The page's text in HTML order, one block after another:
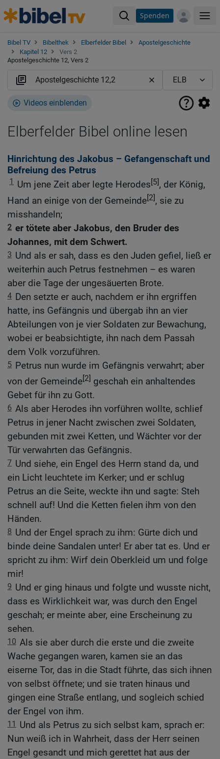
Spenden
Bibel TV Bibelthek Elberfelder Bibel
Apostelgeschichte
Kapitel 12
Vers 2
Apostelgeschichte 12, Vers 2
Videos einblenden
Elberfelder Bibel online lesen
Hinrichtung des Jakobus – Gefangenschaft und
Befreiung des Petrus
1 Um jene Zeit aber legte Herodes[5], der König,
Hand an einige von der Gemeinde[2], sie zu
misshandeln;
2 er tötete aber Jakobus, den Bruder des
Johannes, mit dem Schwert.
3 Und als er sah, dass es den Juden gefiel, ließ er
weiterhin auch Petrus festnehmen – es waren
aber die Tage der ungesäuerten Brote.
4 Den setzte er auch, nachdem er ihn ergriffen
hatte, ins Gefängnis und übergab ihn an vier
Abteilungen von je vier Soldaten zur Bewachung,
wobei er beabsichtigte, ihn nach dem Passah
dem Volk vorzuführen.
5 Petrus nun wurde im Gefängnis verwahrt; aber
von der Gemeinde[2] geschah ein anhaltendes
Gebet für ihn zu Gott.
6 Als aber Herodes ihn vorführen wollte, schlief
Petrus in jener Nacht zwischen zwei Soldaten,
gebunden mit zwei Ketten, und Wächter vor der
Tür verwahrten das Gefängnis.
7 Und siehe, ein Engel des Herrn stand da, und
ein Licht leuchtete im Kerker; und er schlug
Petrus an die Seite, weckte ihn und sagte: Steh
schnell auf! Und die Ketten fielen ihm von den
Händen.
8 Und der Engel sprach zu ihm: Gürte dich und
binde deine Sandalen unter! Er aber tat es. Und er
spricht zu ihm: Wirf dein Oberkleid um und folge
mir!
9 Und er ging hinaus und folgte und wusste nicht,
dass es Wirklichkeit war, was durch den Engel
geschah; er meinte aber, eine Erscheinung zu
sehen.
10 Als sie aber durch die erste und die zweite
Wache gegangen waren, kamen sie an das
eiserne Tor, das in die Stadt führte, das sich ihnen
von selbst öffnete; und sie traten hinaus und
gingen eine Straße entlang, und sogleich schied
der Engel von ihm.
11
Und als Petrus zu sich selbst kam, sprach er:
Nun weiß ich in Wahrheit, dass der Herr seinen
Engel gesandt und mich gerettet hat aus der